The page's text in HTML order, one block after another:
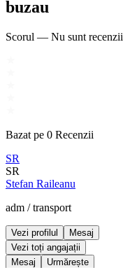
buzau
Scorul — Nu sunt recenzii
Bazat pe 0 Recenzii
SR
SR
Stefan Raileanu
adm /transport
Vezi profilul
Mesaj
Vezi toți angajații
Mesaj
Urmărește